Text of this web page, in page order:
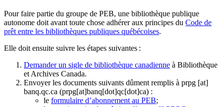
Pour faire partie du groupe de PEB, une bibliothèque publique
autonome doit avant toute chose adhérer aux principes du Code de
prêt entre les bibliothèques publiques québécoises.
Elle doit ensuite suivre les étapes suivantes :
Demander un sigle de bibliothèque canadienne à Bibliothèque
et Archives Canada.
Envoyer les documents suivants dûment remplis à prpg [at]
banq.qc.ca (prpg[at]banq[dot]qc[dot]ca) :
le formulaire d’abonnement au PEB;